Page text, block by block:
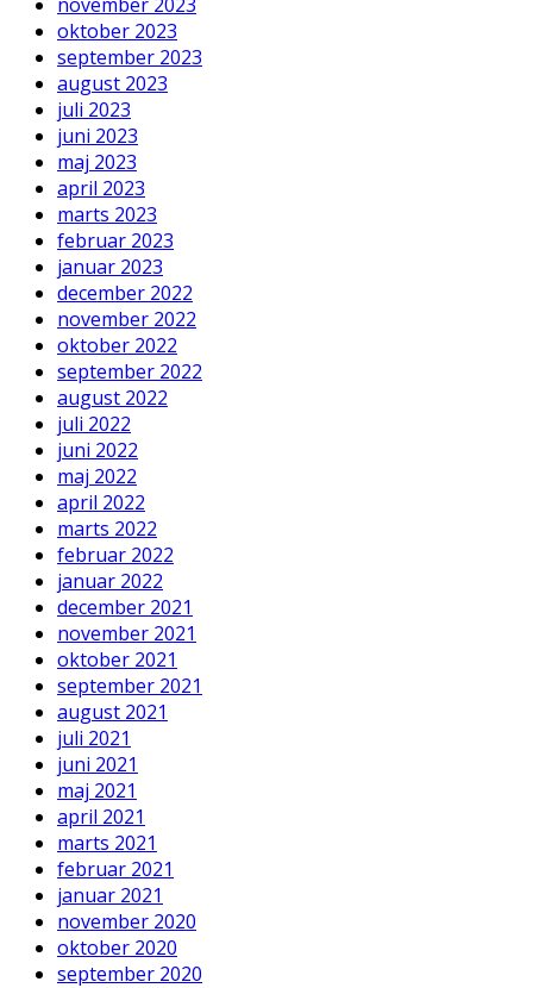
oktober 2023
september 2023
august 2023
juli 2023
juni 2023
maj 2023
april 2023
marts 2023
februar 2023
januar 2023
december 2022
november 2022
oktober 2022
september 2022
august 2022
juli 2022
juni 2022
maj 2022
april 2022
marts 2022
februar 2022
januar 2022
december 2021
november 2021
oktober 2021
september 2021
august 2021
juli 2021
juni 2021
maj 2021
april 2021
marts 2021
februar 2021
januar 2021
november 2020
oktober 2020
september 2020